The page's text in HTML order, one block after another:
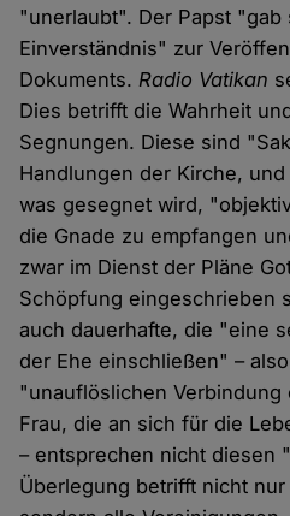
"unerlaubt". Der Papst "gab
Einverständnis" zur
Dokuments.Radio Vatikan
Dies betrifft die Wahrheit
Segnungen. Diese sind
Handlungen der Kirche,
was gesegnet wird,
die Gnade zu empfangen
zwar im Dienst der Pläne
Schöpfung eingeschrieben
auch dauerhafte, die "eine
der Ehe einschließen" –
"unauflöslichen
Frau, die an sich für die
– entsprechen nicht diesen
Überlegung betrifft nicht